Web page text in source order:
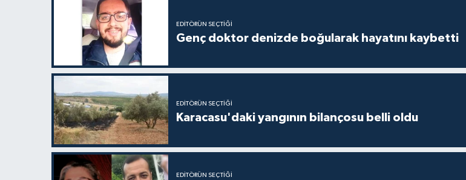
EDITÖRÜN SEÇTIĞI
Genç doktor denizde boğularak hayatını kaybetti
EDITÖRÜN SEÇTIĞI
Karacasu'daki yangının bilançosu belli oldu
EDITÖRÜN SEÇTIĞI